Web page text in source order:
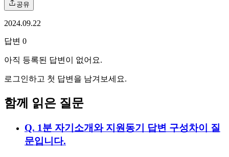
공유
2024.09.22
답변 0
아직 등록된 답변이 없어요.
로그인하고 첫 답변을 남겨보세요.
함께 읽은 질문
Q. 1분 자기소개와 지원동기 답변 구성차이 질
문입니다.